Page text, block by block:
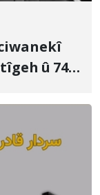
û 74